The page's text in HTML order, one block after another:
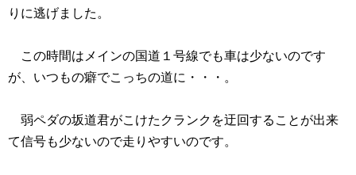
りに逃げました。
この時間はメインの国道１号線でも車は少ないのです
が、いつもの癖でこっちの道に・・・。
弱ペダの坂道君がこけたクランクを迂回することが出来
て信号も少ないので走りやすいのです。